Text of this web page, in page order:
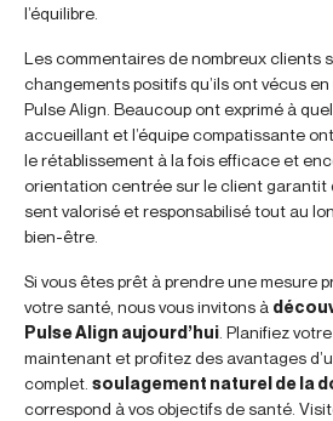
l’équilibre.
Les commentaires de nombreux clients
changements positifs qu’ils ont vécus
Pulse Align. Beaucoup ont exprimé à
accueillant et l’équipe compatissante
le rétablissement à la fois efficace et
orientation centrée sur le client garantit
sent valorisé et responsabilisé tout au
bien-être.
Si vous êtes prêt à prendre une mesure
votre santé, nous vous invitons à
Pulse Align aujourd’hui . Planifiez
maintenant et profitez des avantages
complet. soulagement naturel de la
correspond à vos objectifs de santé.